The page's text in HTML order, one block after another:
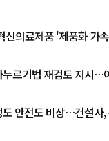
신의료제품 '제품화 가
누르기법 재검토 지시…
안전도 비상…건설사,